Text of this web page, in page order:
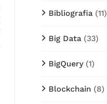
Bibliografia (11)
Big Data (33)
BigQuery(1)
Blockchain (8)